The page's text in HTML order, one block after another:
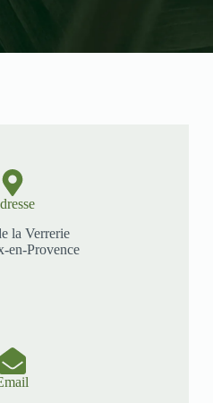
la Verrerie
en-Provence